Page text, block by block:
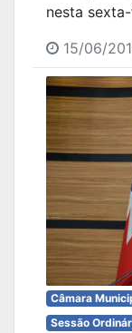
nesta
15/06/
Câmara
Sessão